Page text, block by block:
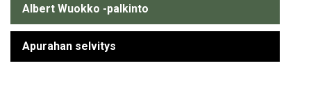
Albert Wuokko -palkinto
Apurahan selvitys